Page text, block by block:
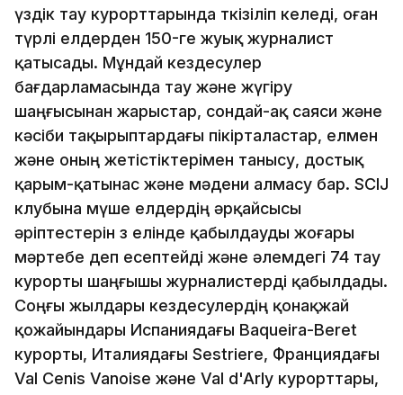
үздік тау курорттарында өткізіліп келеді, оған
түрлі елдерден 150-ге жуық журналист
қатысады. Мұндай кездесулер
бағдарламасында тау және жүгіру
шаңғысынан жарыстар, сондай-ақ саяси және
кәсіби тақырыптардағы пікірталастар, елмен
және оның жетістіктерімен танысу, достық
қарым-қатынас және мәдени алмасу бар. SCIJ
клубына мүше елдердің әрқайсысы
әріптестерін өз елінде қабылдауды жоғары
мәртебе деп есептейді және әлемдегі 74 тау
курорты шаңғышы журналистерді қабылдады.
Соңғы жылдары кездесулердің қонақжай
қожайындары Испаниядағы Baqueira-Beret
курорты, Италиядағы Sestriere, Франциядағы
Val Cenis Vanoise және Val d'Arly курорттары,